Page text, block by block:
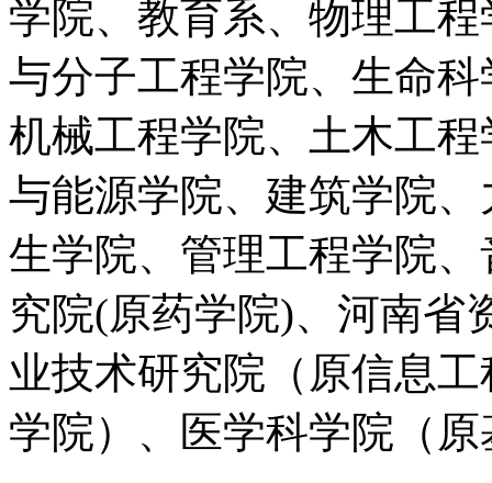
学院、教育系、物理工
与分子工程学院、生命
机械工程学院、土木工
与能源学院、建筑学院
生学院、管理工程学院
究院(原药学院)、河南省
业技术研究院（原信息
学院）、医学科学院（